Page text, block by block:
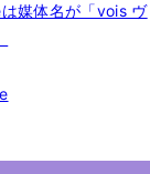
媒体名が「vois ヴ